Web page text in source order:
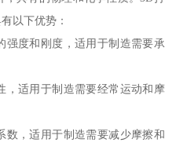
以下优势：
强度和刚度，适用于制造需要承
，适用于制造需要经常运动和摩
数，适用于制造需要减少摩擦和